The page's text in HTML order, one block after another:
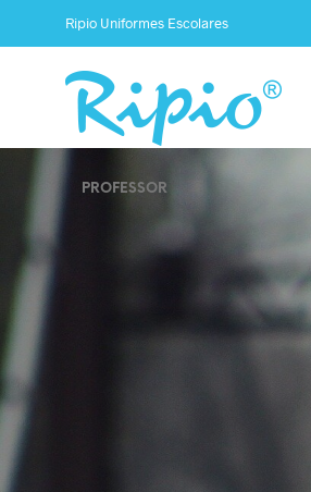
Ripio Uniformes Escolares
PROFESSOR